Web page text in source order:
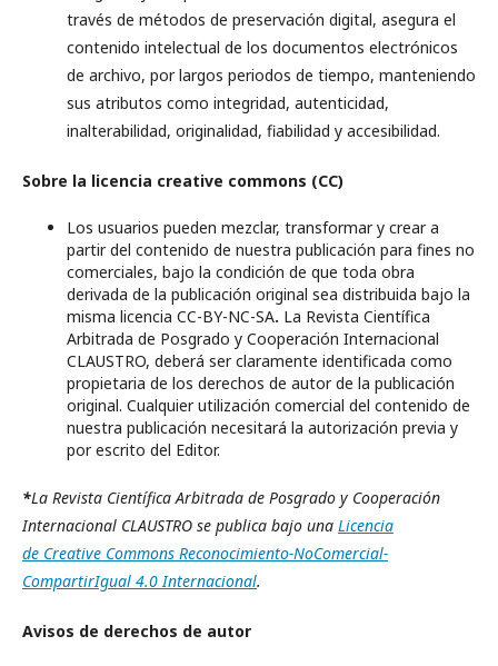
través de métodos de preservación digital, asegura el
contenido intelectual de los documentos electrónicos
de archivo, por largos periodos de tiempo, manteniendo
sus atributos como integridad, autenticidad,
inalterabilidad, originalidad, fiabilidad y accesibilidad.
Sobre la licencia creative commons (CC)
Los usuarios pueden mezclar, transformar y crear a
partir del contenido de nuestra publicación para fines no
comerciales, bajo la condición de que toda obra
derivada de la publicación original sea distribuida bajo la
misma licencia CC-BY-NC-SA. La Revista Científica
Arbitrada de Posgrado y Cooperación Internacional
CLAUSTRO, deberá ser claramente identificada como
propietaria de los derechos de autor de la publicación
original. Cualquier utilización comercial del contenido de
nuestra publicación necesitará la autorización previa y
por escrito del Editor.
*La Revista Científica Arbitrada de Posgrado y Cooperación
Internacional CLAUSTRO se publica bajo una Licencia
de Creative Commons Reconocimiento-NoComercial-
CompartirIgual 4.0 Internacional.
Avisos de derechos de autor